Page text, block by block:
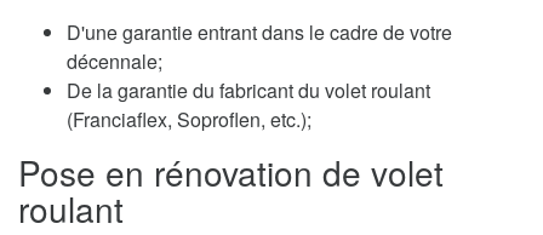
D'une garantie entrant dans le cadre de votre
décennale;
De la garantie du fabricant du volet roulant
(Franciaflex, Soproflen, etc.);
Pose en rénovation de volet
roulant